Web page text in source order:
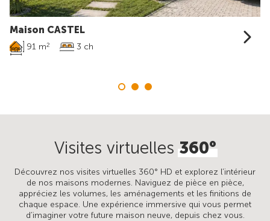
Maison CASTEL
91 m2 3 ch
Visites virtuelles360°
Découvrez nos visites virtuelles 360° HD et explorez l’intérieur
de nos maisons modernes. Naviguez de pièce en pièce,
appréciez les volumes, les aménagements et les finitions de
chaque espace. Une expérience immersive qui vous permet
d’imaginer votre future maison neuve, depuis chez vous.